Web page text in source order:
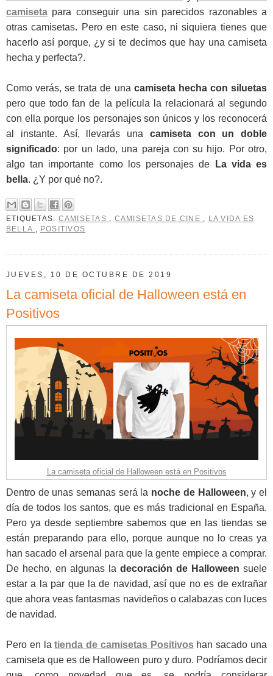
camiseta para conseguir una sin parecidos razonables a
otras camisetas. Pero en este caso, ni siquiera tienes que
hacerlo así porque, ¿y si te decimos que hay una camiseta
hecha y perfecta?.
Como verás, se trata de una camiseta hecha con siluetas
pero que todo fan de la película la relacionará al segundo
con ella porque los personajes son únicos y los reconocerá
al instante. Así, llevarás una camiseta con un doble
significado: por un lado, una pareja con su hijo. Por otro,
algo tan importante como los personajes de
La vida es
bella. ¿Y por qué no?.
ETIQUETAS: CAMISETAS CAMISETAS DE CINE
LA VIDA ES
BELLA
POSITIVOS
JUEVES, 10 DE OCTUBRE DE 2019
La camiseta oficial de Halloween está en
Positivos
La camiseta oficial de Halloween está en Positivos
Dentro de unas semanas será la noche de Halloween, y el
día de todos los santos, que es más tradicional en España.
Pero ya desde septiembre sabemos que en las tiendas se
están preparando para ello, porque aunque no lo creas ya
han sacado el arsenal para que la gente empiece a comprar.
De hecho, en algunas la decoración de Halloween suele
estar a la par que la de navidad, así que no es de extrañar
que ahora veas fantasmas navideños o calabazas con luces
de navidad.
Pero en latienda de camisetas Positivos han sacado una
camiseta que es de Halloween puro y duro. Podríamos decir